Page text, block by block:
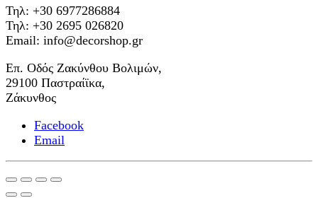
Τηλ: +30 6977286884
Τηλ: +30 2695 026820
Email: info@decorshop.gr
Επ. Οδός Ζακύνθου Βολιμών,
29100 Παστραίϊκα,
Ζάκυνθος
Facebook
Email